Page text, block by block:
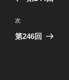
ナ
ビ
ゲ
稿
次
の
次
第246回